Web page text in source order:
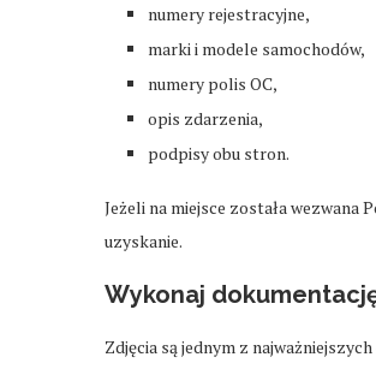
numery rejestracyjne,
marki i modele samochodów,
numery polis OC,
opis zdarzenia,
podpisy obu stron.
Jeżeli na miejsce została wezwana
uzyskanie.
Wykonaj
Zdjęcia są jednym z